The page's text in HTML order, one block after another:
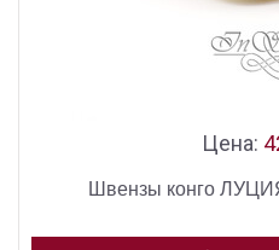
Цена:
Швензы конго